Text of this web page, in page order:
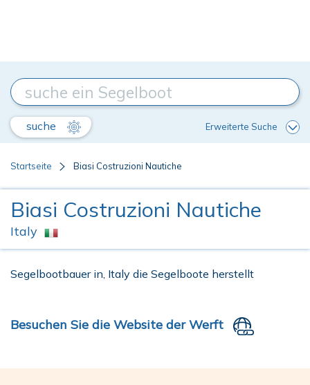
suche Erweiterte Suche
Startseite Biasi Costruzioni Nautiche
Biasi Costruzioni Nautiche
Italy
Segelbootbauer in, Italy die Segelboote herstellt
Besuchen Sie die Website der Werft